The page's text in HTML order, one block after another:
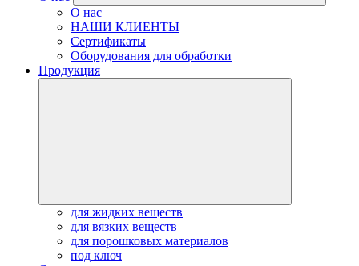
О нас
НАШИ КЛИЕНТЫ
Сертификаты
Оборудования для обработки
Продукция
для жидких веществ
для вязких веществ
для порошковых материалов
под ключ